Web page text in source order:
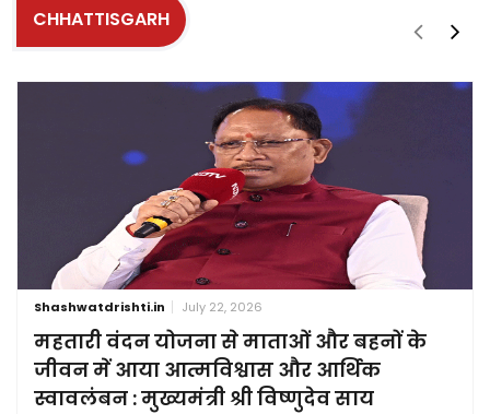
CHHATTISGARH
Shashwatdrishti.in July 22, 2026
महतारी वंदन योजना से माताओं और बहनों के
जीवन में आया आत्मविश्वास और आर्थिक
स्वावलंबन : मुख्यमंत्री श्री विष्णुदेव साय